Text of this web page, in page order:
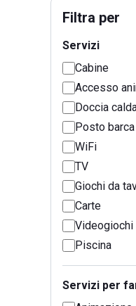
Filtra per
Servizi
Cabine
Accesso
Doccia
Posto barca
WiFi
TV
Giochi da
Carte
Videogiochi
Piscina
Servizi per